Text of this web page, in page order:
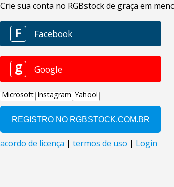
Crie sua conta no RGBstock de graça em
F Facebook
g Google
Microsoft Instagram Yahoo!
acordo de licença | termos de uso | Login